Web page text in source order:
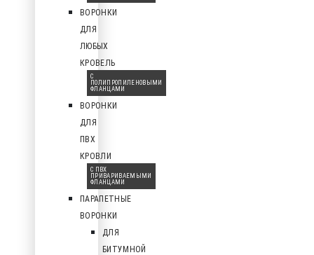
ВОРОНКИ
ДЛЯ
ЛЮБЫХ
КРОВЕЛЬ
С
ПОЛИПРОПИЛЕНОВЫМИ
ФЛАНЦАМИ
ВОРОНКИ
ДЛЯ
ПВХ
КРОВЛИ
С ПВХ
ПРИВАРИВАЕМЫМИ
ФЛАНЦАМИ
ПАРАПЕТНЫЕ
ВОРОНКИ
ДЛЯ
БИТУМНОЙ